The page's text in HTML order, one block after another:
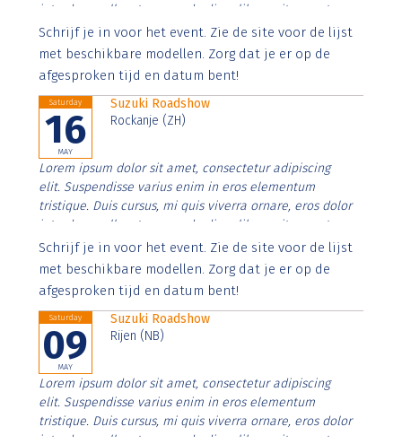
interdum nulla, ut commodo diam libero vitae erat.
Aenean faucibus nibh et justo cursus id rutrum lorem
imperdiet. Nunc ut sem vitae risus tristique posuere.
Schrijf je in voor het event. Zie de site voor de lijst
met beschikbare modellen. Zorg dat je er op de
afgesproken tijd en datum bent!
Saturday
16
MAY
Suzuki Roadshow
Rockanje (ZH)
Lorem ipsum dolor sit amet, consectetur adipiscing
elit. Suspendisse varius enim in eros elementum
tristique. Duis cursus, mi quis viverra ornare, eros dolor
interdum nulla, ut commodo diam libero vitae erat.
Aenean faucibus nibh et justo cursus id rutrum lorem
imperdiet. Nunc ut sem vitae risus tristique posuere.
Schrijf je in voor het event. Zie de site voor de lijst
met beschikbare modellen. Zorg dat je er op de
afgesproken tijd en datum bent!
Saturday
09
MAY
Suzuki Roadshow
Rijen (NB)
Lorem ipsum dolor sit amet, consectetur adipiscing
elit. Suspendisse varius enim in eros elementum
tristique. Duis cursus, mi quis viverra ornare, eros dolor
interdum nulla, ut commodo diam libero vitae erat.